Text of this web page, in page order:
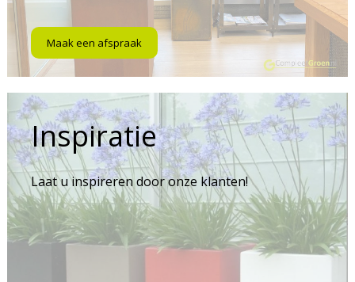
Maak een afspraak
Inspiratie
Laat u inspireren door onze klanten!